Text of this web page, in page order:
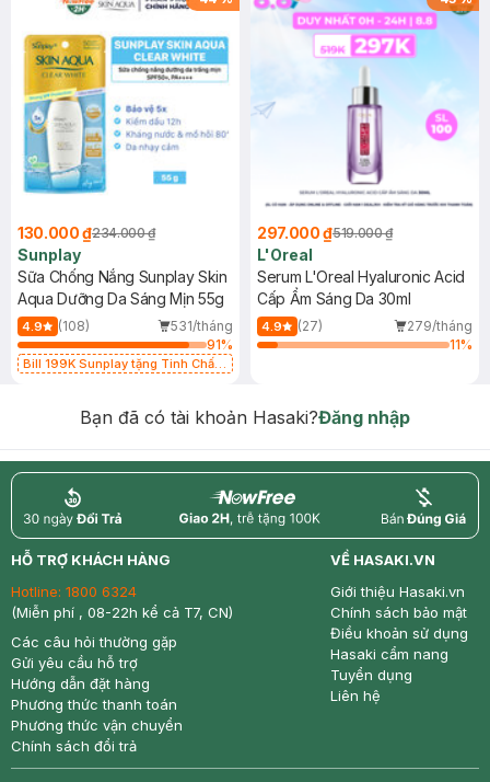
130.000 ₫234.000 ₫
Sunplay
Sữa Chống Nắng Sunplay Skin
Aqua Dưỡng Da Sáng Mịn 55g
4.9 (108)
531/tháng
91%
Bill 199K Sunplay tặng Tinh Chất
297.000 ₫519.000 ₫
L'Oreal
Serum L'Oreal Hyaluronic Acid
Cấp Ẩm Sáng Da 30ml
4.9 (27)
279/tháng
11%
Bạn đã có tài khoản Hasaki?Đăng nhập
return nowfree price
HỖ TRỢ KHÁCH HÀNG
Hotline: 1800 6324
(Miễn phí , 08-22h kể cả T7, CN)
Các câu hỏi thường gặp
Gửi yêu cầu hỗ trợ
Hướng dẫn đặt hàng
Phương thức thanh toán
Phương thức vận chuyển
Chính sách đổi trả
VỀ HASAKI.VN
Giới thiệu Hasaki.vn
Chính sách bảo mật
Điều khoản sử dụng
Hasaki cẩm nang
Tuyển dụng
Liên hệ